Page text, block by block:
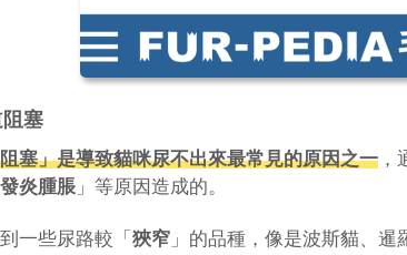
阻塞
塞」是導致貓咪尿不出來最常見的原因之一
發炎腫脹 」等原因造成的。
一些尿路較「 狹窄 」的品種，像是波斯貓、暹